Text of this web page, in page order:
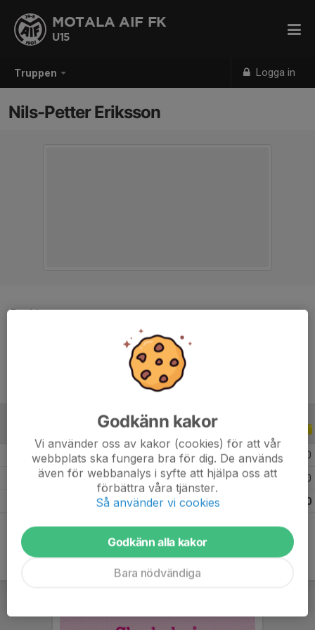
Truppen Logga in
MOTALA AIF FK
U15
Nils-Petter Eriksson
Position
-
15 år
ALLA ÅR
2026 3 0 0 0
24 0 0
0
Godkänn kakor
Vi använder oss av kakor (cookies) för att vår
webbplats ska fungera bra för dig. De används
även för webbanalys i syfte att hjälpa oss att
förbättra våra tjänster.
Så använder vi cookies
Godkänn alla kakor
Bara nödvändiga